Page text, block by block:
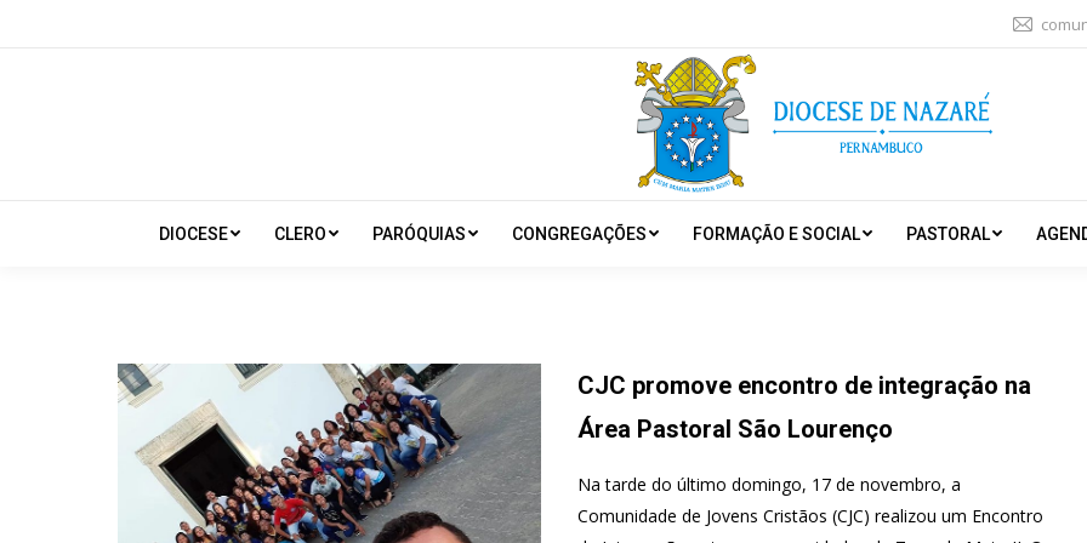
DIOCESE CLERO PARÓQUIAS CONGREGAÇÕES FORMAÇÃO E SOCIAL PASTORAL
CJC promove encontro de integração na
Área Pastoral São Lourenço
Na tarde do último domingo, 17 de novembro, a
Comunidade de Jovens Cristãos (CJC) realizou um Encontro